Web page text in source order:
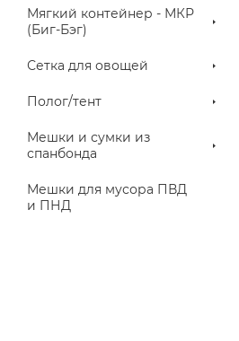
Мягкий контейнер - МКР
(Биг-Бэг)
Сетка для овощей
Полог/тент
Мешки и сумки из
спанбонда
Мешки для мусора ПВД
и ПНД